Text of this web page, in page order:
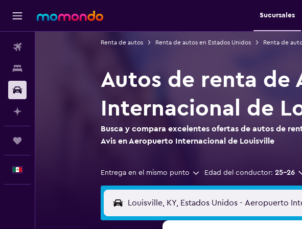
Sucursales
Renta de autos Renta de autos en Estados Unidos Renta de
Autos de renta de
Internacional de
Busca y compara excelentes ofertas de autos de
Avis en Aeropuerto Internacional de Louisville
Entrega en el mismo punto Edad del conductor: 25-26